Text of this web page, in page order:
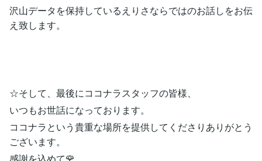
沢山データを保持しているえりさならではのお話しをお伝
え致します。
☆そして、最後にココナラスタッフの皆様、
いつもお世話になっております。
ココナラという貴重な場所を提供してくださりありがとう
ございます。